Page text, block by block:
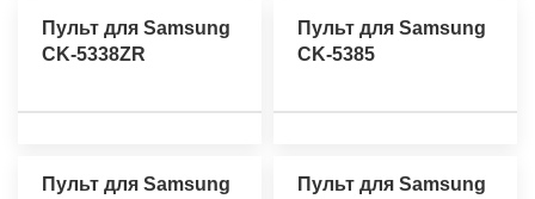
Пульт для Samsung
CK-5338ZR
Пульт для Samsung
CK-5385
Пульт для Samsung
Пульт для Samsung